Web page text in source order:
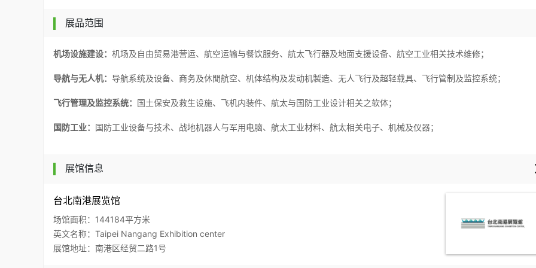
展品范围
机场设施建设： 机场及自由贸易港营运、航空运输与餐饮服务、航太飞行器及地面支援设备、航空工业相关技术维修；
导航与无人机： 导航系统及设备、商务及休閒航空、机体结构及发动机製造、无人飞行及超轻载具、飞行管制及监控系统；
飞行管理及监控系统： 国土保安及救生设施、飞机内装件、航太与国防工业设计相关之软体；
国防工业： 国防工业设备与技术、战地机器人与军用电脑、航太工业材料、航太相关电子、机械及仪器；
展馆信息
台北南港展览馆
场馆面积：144184平方米
英文名称：Taipei Nangang Exhibition center
展馆地址：南港区经贸二路1号